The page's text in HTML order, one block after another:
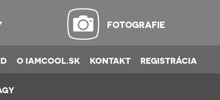
FOTOGRAFIE
O IAMCOOL.SK KONTAKT REGISTRÁCIA